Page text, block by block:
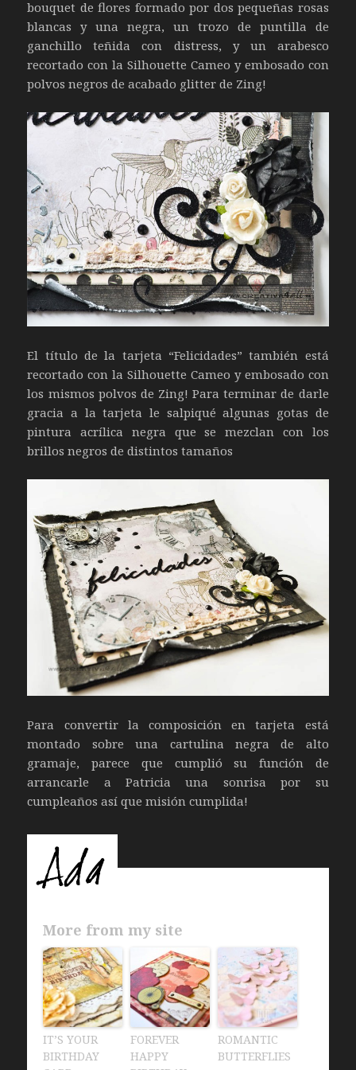
bouquet de flores formado por dos pequeñas rosas
blancas y una negra, un trozo de puntilla de
ganchillo teñida con distress, y un arabesco
recortado con la Silhouette Cameo y embosado con
polvos negros de acabado glitter de Zing!
El título de la tarjeta “Felicidades” también está
recortado con la Silhouette Cameo y embosado con
los mismos polvos de Zing! Para terminar de darle
gracia a la tarjeta le salpiqué algunas gotas de
pintura acrílica negra que se mezclan con los
brillos negros de distintos tamaños
Para convertir la composición en tarjeta está
montado sobre una cartulina negra de alto
gramaje, parece que cumplió su función de
arrancarle a Patricia una sonrisa por su
cumpleaños así que misión cumplida!
More from my site
IT’S YOUR
BIRTHDAY
FOREVER
HAPPY
ROMANTIC
BUTTERFLIES